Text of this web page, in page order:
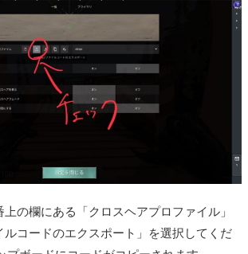
の欄にある「クロスヘアプロファイル」
ルコードのエクスポート」を選択してくだ